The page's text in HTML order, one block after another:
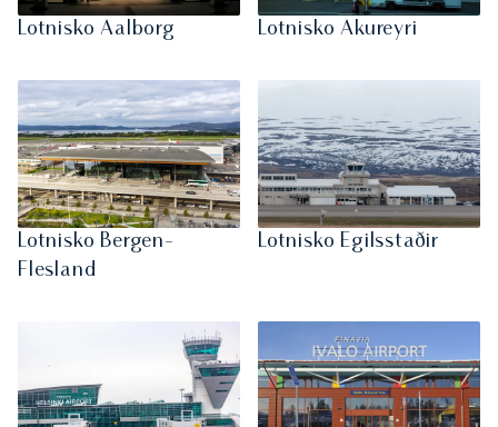
Lotnisko Aalborg Lotnisko Akureyri
Lotnisko Bergen-
Flesland
Lotnisko Egilsstaðir